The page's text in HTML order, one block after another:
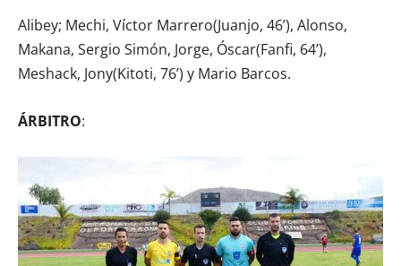
Alibey; Mechi, Víctor Marrero(Juanjo, 46’), Alonso,
Makana, Sergio Simón, Jorge, Óscar(Fanfi, 64’),
Meshack, Jony(Kitoti, 76’) y Mario Barcos.
ÁRBITRO: